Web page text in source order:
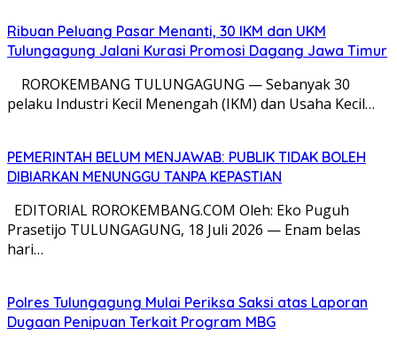
Ribuan Peluang Pasar Menanti, 30 IKM dan UKM
Tulungagung Jalani Kurasi Promosi Dagang Jawa Timur
​ ROROKEMBANG TULUNGAGUNG — Sebanyak 30
pelaku Industri Kecil Menengah (IKM) dan Usaha Kecil…
PEMERINTAH BELUM MENJAWAB: PUBLIK TIDAK BOLEH
DIBIARKAN MENUNGGU TANPA KEPASTIAN
EDITORIAL ROROKEMBANG.COM Oleh: Eko Puguh
Prasetijo TULUNGAGUNG, 18 Juli 2026 — Enam belas
hari…
Polres Tulungagung Mulai Periksa Saksi atas Laporan
Dugaan Penipuan Terkait Program MBG